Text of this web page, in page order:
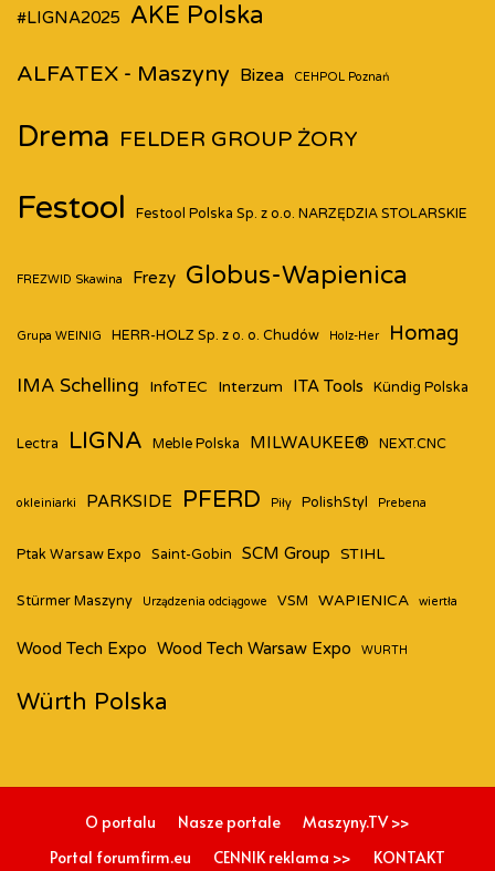
#LIGNA2025 AKE Polska
ALFATEX - Maszyny Bizea CEHPOL Poznań
Drema FELDER GROUP ŻORY
Festool Festool Polska Sp. z o.o. NARZĘDZIA STOLARSKIE
FREZWID Skawina Frezy Globus-Wapienica
Grupa WEINIG HERR-HOLZ Sp. z o. o. Chudów Holz-Her Homag
IMA Schelling InfoTEC Interzum ITA Tools Kündig Polska
Lectra LIGNA Meble Polska MILWAUKEE® NEXT.CNC
okleiniarki PARKSIDE PFERD Piły PolishStyl Prebena
Ptak Warsaw Expo Saint-Gobin SCM Group STIHL
Stürmer Maszyny Urządzenia odciągowe VSM WAPIENICA wiertła
Wood Tech Expo Wood Tech Warsaw Expo WURTH
Würth Polska
O portalu Nasze portale
Maszyny.TV >>
Portal forumfirm.eu
CENNIK reklama >> KONTAKT